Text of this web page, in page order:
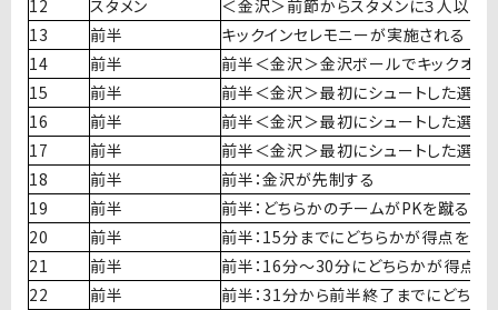
12 スタメン
＜金沢＞前節からスタメンに３人以上
13
前半
キックインセレモニーが実施される
14
前半
前半＜金沢＞金沢ボールでキックオフ
15
前半
前半＜金沢＞最初にシュートした選手
16
前半
前半＜金沢＞最初にシュートした選手
17
前半
前半＜金沢＞最初にシュートした選手
18
前半
前半：金沢が先制する
19
前半
前半：どちらかのチームがPKを蹴る
20
前半
前半：15分までにどちらかが得点を奪
21
前半
前半：16分〜30分にどちらかが得点を
22
前半
前半：31分から前半終了までにどちら